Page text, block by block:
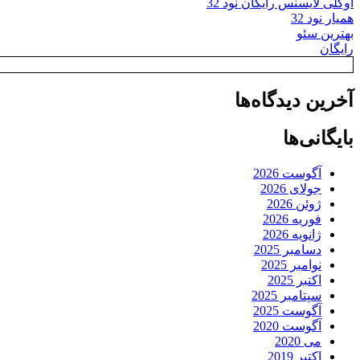
همیار نود 32
بهترین سئو
رایگان
آخرین دیدگاه‌ها
بایگانی‌ها
آگوست 2026
جولای 2026
ژوئن 2026
فوریه 2026
ژانویه 2026
دسامبر 2025
نوامبر 2025
اکتبر 2025
سپتامبر 2025
آگوست 2025
آگوست 2020
می 2020
اکتبر 2019